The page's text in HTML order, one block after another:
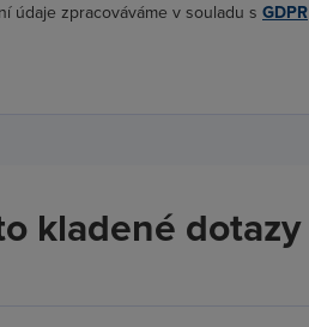
údaje zpracováváme v souladu s GDPR
kladené dotazy